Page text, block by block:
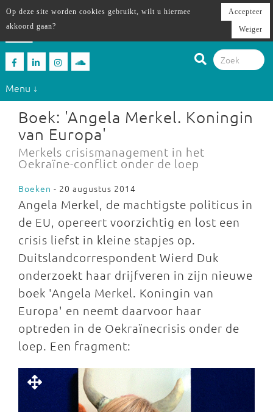
Menu ↓
Boek: 'Angela Merkel. Koningin
van Europa'
Merkels crisismanagement in het
Oekraïne-conflict onder de loep
Boeken - 20 augustus 2014
Angela Merkel, de machtigste politicus in
de EU, opereert voorzichtig en lost een
crisis liefst in kleine stapjes op.
Duitslandcorrespondent Wierd Duk
onderzoekt haar drijfveren in zijn nieuwe
boek 'Angela Merkel. Koningin van
Europa' en neemt daarvoor haar
optreden in de Oekraïnecrisis onder de
loep. Een fragment:
Op deze site worden cookies gebruikt, wilt u hiermee
akkoord gaan?
Accepteer
Weiger